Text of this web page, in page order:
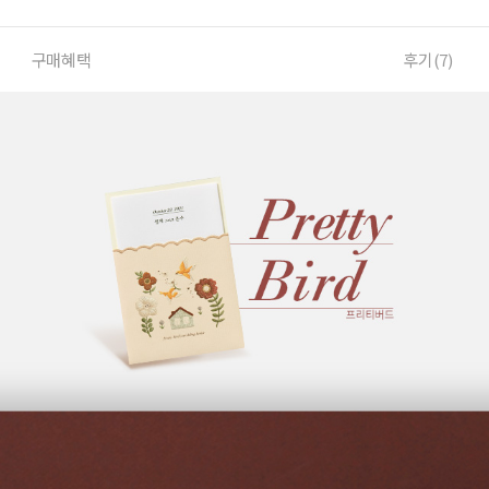
구매혜택 후기(7)